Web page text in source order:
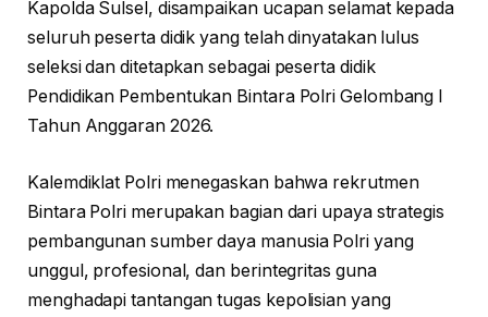
Kapolda Sulsel, disampaikan ucapan selamat kepada
seluruh peserta didik yang telah dinyatakan lulus
seleksi dan ditetapkan sebagai peserta didik
Pendidikan Pembentukan Bintara Polri Gelombang I
Tahun Anggaran 2026.
Kalemdiklat Polri menegaskan bahwa rekrutmen
Bintara Polri merupakan bagian dari upaya strategis
pembangunan sumber daya manusia Polri yang
unggul, profesional, dan berintegritas guna
menghadapi tantangan tugas kepolisian yang